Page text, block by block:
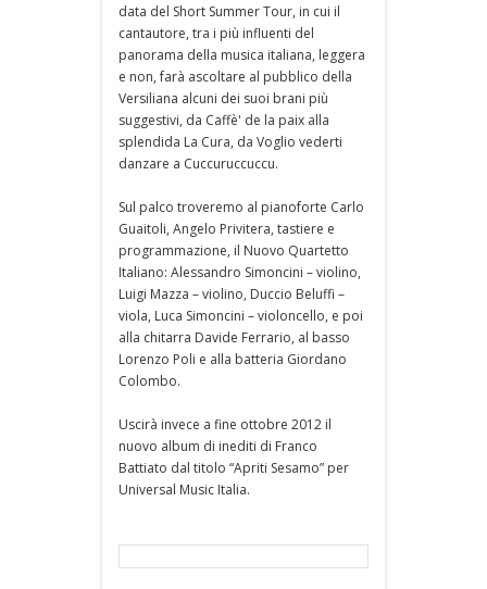
data del Short Summer Tour, in cui il
cantautore, tra i più influenti del
panorama della musica italiana, leggera
e non, farà ascoltare al pubblico della
Versiliana alcuni dei suoi brani più
suggestivi, da Caffè' de la paix alla
splendida La Cura, da Voglio vederti
danzare a Cuccuruccuccu.
Sul palco troveremo al pianoforte Carlo
Guaitoli, Angelo Privitera, tastiere e
programmazione, il Nuovo Quartetto
Italiano: Alessandro Simoncini – violino,
Luigi Mazza – violino, Duccio Beluffi –
viola, Luca Simoncini – violoncello, e poi
alla chitarra Davide Ferrario, al basso
Lorenzo Poli e alla batteria Giordano
Colombo.
Uscirà invece a fine ottobre 2012 il
nuovo album di inediti di Franco
Battiato dal titolo “Apriti Sesamo” per
Universal Music Italia.